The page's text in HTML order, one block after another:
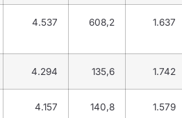
4.537 608,2 1.637
4.294 135,6 1.742
4.157 140,8 1.579